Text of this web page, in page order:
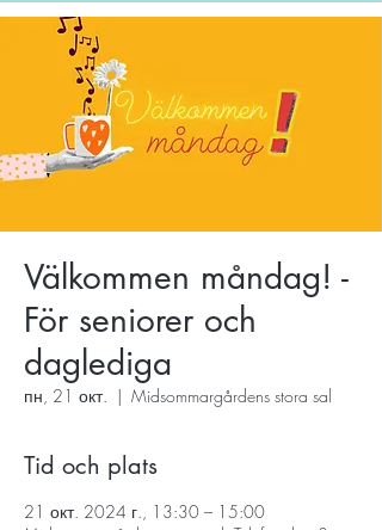
Välkommen måndag! -
För seniorer och
daglediga
пн, 21 окт.
  |
Midsommargårdens stora sal
Tid och plats
21 окт. 2024 г., 13:30 – 15:00